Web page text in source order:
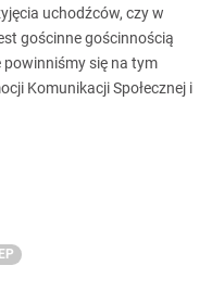
uchodźców, czy w
gościnne gościnnością
powinniśmy się na tym
Komunikacji Społecznej i